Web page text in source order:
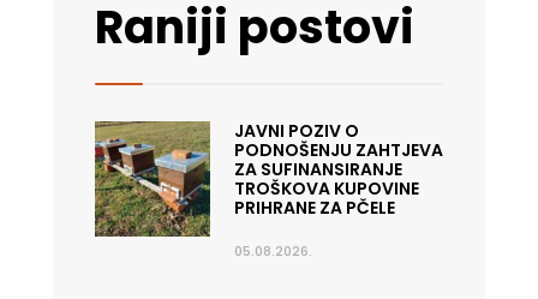
Raniji postovi
JAVNI POZIV O
PODNOŠENJU ZAHTJEVA
ZA SUFINANSIRANJE
TROŠKOVA KUPOVINE
PRIHRANE ZA PČELE
05.08.2026.